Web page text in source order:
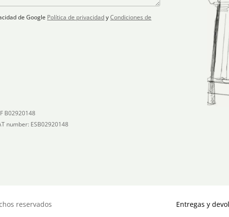
de Google Política de privacidad yCondiciones de
B02920148
number: ESB02920148
reservados Entregas y